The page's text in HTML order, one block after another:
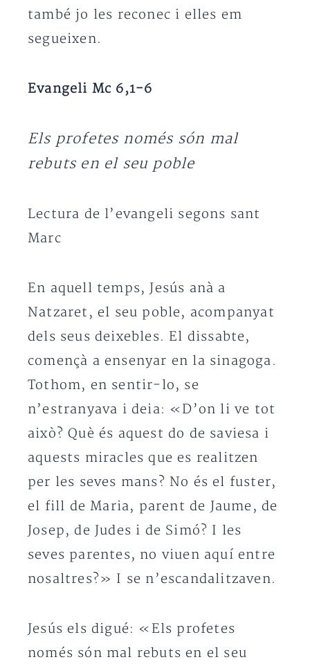
també jo les reconec i elles em
segueixen.
Evangeli Mc 6,1-6
Els profetes només són mal
rebuts en el seu poble
Lectura de l’evangeli segons sant
Marc
En aquell temps, Jesús anà a
Natzaret, el seu poble, acompanyat
dels seus deixebles. El dissabte,
començà a ensenyar en la sinagoga.
Tothom, en sentir-lo, se
n’estranyava i deia: «D’on li ve tot
això? Què és aquest do de saviesa i
aquests miracles que es realitzen
per les seves mans? No és el fuster,
el fill de Maria, parent de Jaume, de
Josep, de Judes i de Simó? I les
seves parentes, no viuen aquí entre
nosaltres?» I se n’escandalitzaven.
Jesús els digué: «Els profetes
només són mal rebuts en el seu